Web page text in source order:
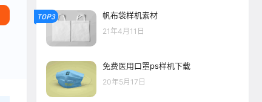
TOP3 帆布袋样机素材
21年4月11日
免费医用口罩ps样机下载
20年5月17日